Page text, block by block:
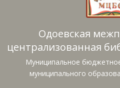
Одоевская
централизованная
Муниципальное
муниципального